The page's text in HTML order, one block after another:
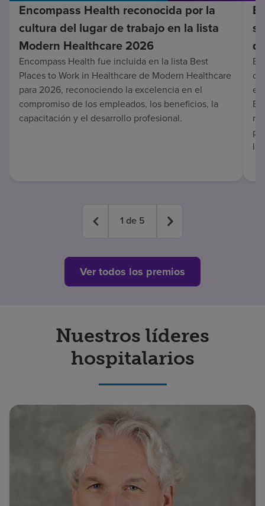
Encompass Health reconocida por la
cultura del lugar de trabajo en la lista
Modern Healthcare 2026
Encompass Health fue incluida en la lista Best
Places to Work in Healthcare de Modern Healthcare
para 2026, reconociendo la excelencia en el
compromiso de los empleados, los beneficios, la
capacitación y el desarrollo profesional.
1 de 5
Ver todos los premios
Nuestros líderes
hospitalarios